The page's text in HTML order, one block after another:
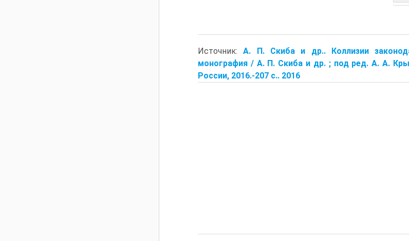
Источник:А. П. Скиба и др.. Коллизии
монография / А. П. Скиба и др. ; под ред. А. А.
России, 2016.-207 с.. 2016